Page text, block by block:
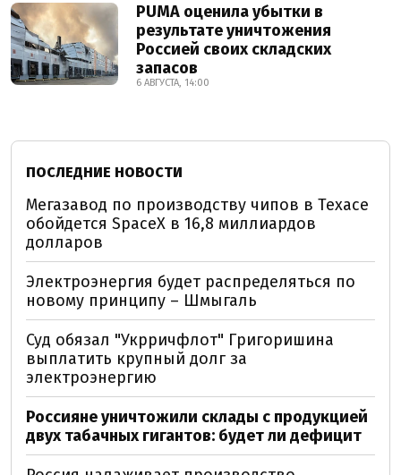
PUMA оценила убытки в
результате уничтожения
Россией своих складских
запасов
6 АВГУСТА, 14:00
ПОСЛЕДНИЕ НОВОСТИ
Мегазавод по производству чипов в Техасе
обойдется SpaceX в 16,8 миллиардов
долларов
Электроэнергия будет распределяться по
новому принципу – Шмыгаль
Суд обязал "Укрричфлот" Григоришина
выплатить крупный долг за
электроэнергию
Россияне уничтожили склады с продукцией
двух табачных гигантов: будет ли дефицит